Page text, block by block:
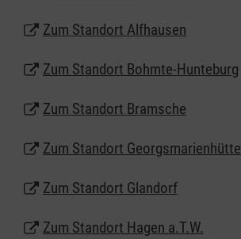
Zum Standort Alfhausen
Zum Standort Bohmte-Hunteburg
Zum Standort Bramsche
Zum Standort Georgsmarienhütte
Zum Standort Glandorf
Zum Standort Hagen a.T.W.